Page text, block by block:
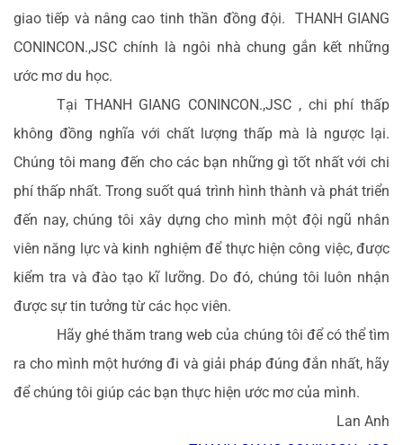
giao tiếp và nâng cao tinh thần đồng đội. THANH GIANG
CONINCON.,JSC chính là ngôi nhà chung gắn kết những
ước mơ du học.
Tại THANH GIANG CONINCON.,JSC , chi phí thấp
không đồng nghĩa với chất lượng thấp mà là ngược lại.
Chúng tôi mang đến cho các bạn những gì tốt nhất với chi
phí thấp nhất. Trong suốt quá trình hình thành và phát triển
đến nay, chúng tôi xây dựng cho mình một đội ngũ nhân
viên năng lực và kinh nghiệm để thực hiện công việc, được
kiểm tra và đào tạo kĩ lưỡng. Do đó, chúng tôi luôn nhận
được sự tin tưởng từ các học viên.
Hãy ghé thăm trang web của chúng tôi để có thể tìm
ra cho mình một hướng đi và giải pháp đúng đắn nhất, hãy
để chúng tôi giúp các bạn thực hiện ước mơ của mình.
Lan Anh